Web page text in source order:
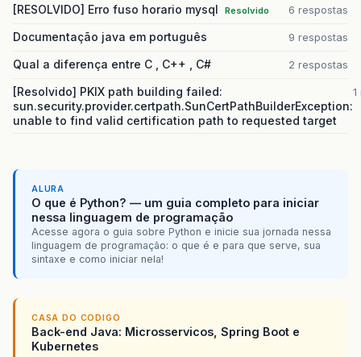
[RESOLVIDO] Erro fuso horario mysql Resolvido 6 respostas
Documentação java em português 9 respostas
Qual a diferença entre C , C++ , C# 2 respostas
[Resolvido] PKIX path building failed:
sun.security.provider.certpath.SunCertPathBuilderException:
unable to find valid certification path to requested target
ALURA
O que é Python? — um guia completo para iniciar
nessa linguagem de programação
Acesse agora o guia sobre Python e inicie sua jornada nessa
linguagem de programação: o que é e para que serve, sua
sintaxe e como iniciar nela!
CASA DO CODIGO
Back-end Java: Microsservicos, Spring Boot e
Kubernetes